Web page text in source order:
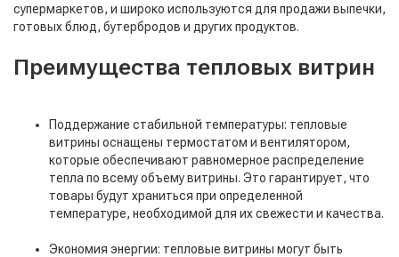
супермаркетов, и широко используются для продажи выпечки,
готовых блюд, бутербродов и других продуктов.
Преимущества тепловых витрин
Поддержание стабильной температуры: тепловые
витрины оснащены термостатом и вентилятором,
которые обеспечивают равномерное распределение
тепла по всему объему витрины. Это гарантирует, что
товары будут храниться при определенной
температуре, необходимой для их свежести и качества.
Экономия энергии: тепловые витрины могут быть